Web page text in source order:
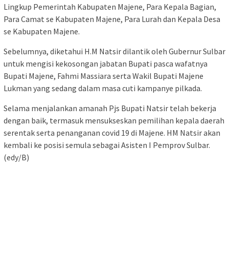
Lingkup Pemerintah Kabupaten Majene, Para Kepala Bagian,
Para Camat se Kabupaten Majene, Para Lurah dan Kepala Desa
se Kabupaten Majene.
Sebelumnya, diketahui H.M Natsir dilantik oleh Gubernur Sulbar
untuk mengisi kekosongan jabatan Bupati pasca wafatnya
Bupati Majene, Fahmi Massiara serta Wakil Bupati Majene
Lukman yang sedang dalam masa cuti kampanye pilkada.
Selama menjalankan amanah Pjs Bupati Natsir telah bekerja
dengan baik, termasuk mensukseskan pemilihan kepala daerah
serentak serta penanganan covid 19 di Majene. HM Natsir akan
kembali ke posisi semula sebagai Asisten I Pemprov Sulbar.
(edy/B)